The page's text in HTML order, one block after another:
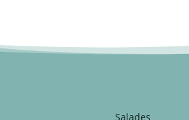
Salades